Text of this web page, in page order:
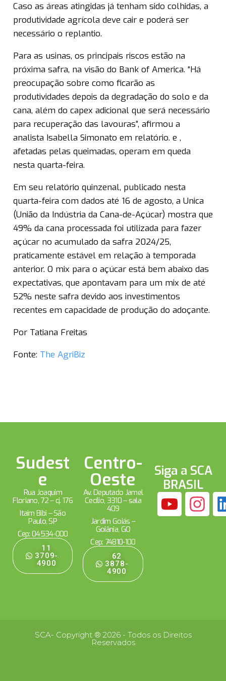
Caso as áreas atingidas já tenham sido colhidas, a
produtividade agrícola deve cair e poderá ser
necessário o replantio.
Para as usinas, os principais riscos estão na
próxima safra, na visão do Bank of America. “Há
preocupação sobre como ficarão as
produtividades depois da degradação do solo e da
cana, além do capex adicional que será necessário
para recuperação das lavouras”, afirmou a
analista Isabella Simonato em relatório. e ,
afetadas pelas queimadas, operam em queda
nesta quarta-feira.
Em seu relatório quinzenal, publicado nesta
quarta-feira com dados até 16 de agosto, a Unica
(União da Indústria da Cana-de-Açúcar) mostra que
49% da cana processada foi utilizada para fazer
açúcar no acumulado da safra 2024/25,
praticamente estável em relação à temporada
anterior. O mix para o açúcar está bem abaixo das
expectativas, que apontavam para um mix de até
52% neste safra devido aos investimentos
recentes em capacidade de produção do adoçante.
Por Tatiana Freitas
Fonte: The AgriBiz
Sudest
e
Rua Joaquim
Floriano, 72 – cj. 176
Itaim Bibi – São
Paulo, SP
Cep: 04534-000
11
3709-
4900
Centro-
Oeste
Av. Deputado Jamel
Cecílio, 3310 – sala
409
Jardim Goiás –
Goiânia, GO
Cep: 74810-100
62
3878-
4900
Siga a SCA
BRASIL
SCA- Copyright ® 2026 - Todos os Direitos
Reservados